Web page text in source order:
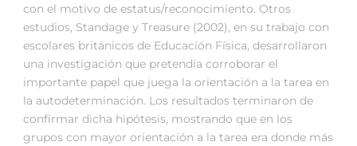
con el motivo de estatus/reconocimiento. Otros
estudios, Standage y Treasure (2002), en su trabajo con
escolares británicos de Educación Física, desarrollaron
una investigación que pretendía corroborar el
importante papel que juega la orientación a la tarea en
la autodeterminación. Los resultados terminaron de
confirmar dicha hipótesis, mostrando que en los
grupos con mayor orientación a la tarea era donde más